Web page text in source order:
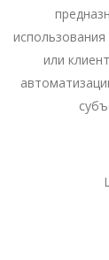
или